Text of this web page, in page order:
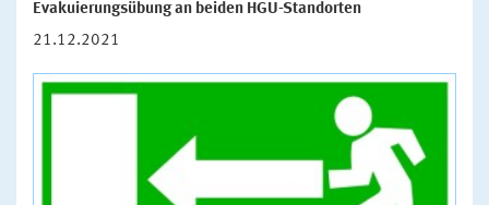
Evakuierungsübung an beiden HGU-Standorten
21.12.2021